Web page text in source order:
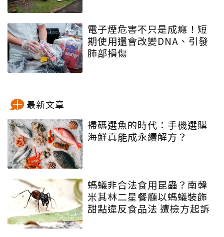
電子煙危害不只是成癮！短
期使用還會改變DNA、引發
肺部損傷
最新文章
掃碼選魚的時代：手機選購
海鮮真能成永續解方？
螞蟻非合法食用昆蟲？南韓
米其林二星餐廳以螞蟻裝飾
甜點違反食品法 遭檢方起訴